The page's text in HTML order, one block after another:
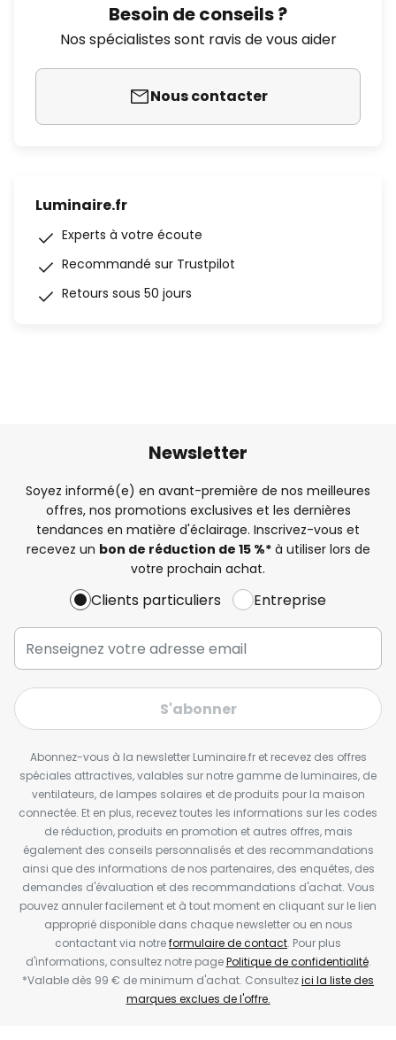
Besoin de conseils ?
Nos spécialistes sont ravis de vous aider
Nous contacter
Luminaire.fr
Experts à votre écoute
Recommandé sur Trustpilot
Retours sous 50 jours
Newsletter
Soyez informé(e) en avant-première de nos meilleures
offres, nos promotions exclusives et les dernières
tendances en matière d'éclairage. Inscrivez-vous et
recevez un bon de réduction de 15 %*à utiliser lors de
votre prochain achat.
Clients particuliers Entreprise
S'abonner
Abonnez-vous à la newsletter Luminaire.fr et recevez des offres
spéciales attractives, valables sur notre gamme de luminaires, de
ventilateurs, de lampes solaires et de produits pour la maison
connectée. Et en plus, recevez toutes les informations sur les codes
de réduction, produits en promotion et autres offres, mais
également des conseils personnalisés et des recommandations
ainsi que des informations de nos partenaires, des enquêtes, des
demandes d'évaluation et des recommandations d'achat. Vous
pouvez annuler facilement et à tout moment en cliquant sur le lien
approprié disponible dans chaque newsletter ou en nous
contactant via notreformulaire de contact. Pour plus
d'informations, consultez notre pagePolitique de confidentialité.
*Valable dès 99 € de minimum d'achat. Consultezici la liste des
marques exclues de l'offre.